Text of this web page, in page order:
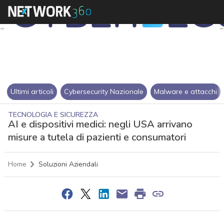
Ultimi articoli Cybersecurity Nazionale Malware e attacchi
TECNOLOGIA E SICUREZZA
AI e dispositivi medici: negli USA arrivano
misure a tutela di pazienti e consumatori
Home Soluzioni Aziendali